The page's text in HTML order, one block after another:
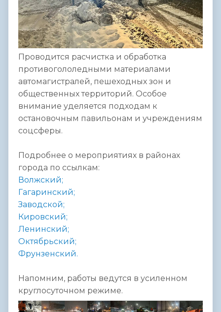
Проводится расчистка и обработка
противогололедными материалами
автомагистралей, пешеходных зон и
общественных территорий. Особое
внимание уделяется подходам к
остановочным павильонам и учреждениям
соцсферы.
Подробнее о мероприятиях в районах
города по ссылкам:
Волжский;
Гагаринский;
Заводской;
Кировский;
Ленинский;
Октябрьский;
Фрунзенский.
Напомним, работы ведутся в усиленном
круглосуточном режиме.